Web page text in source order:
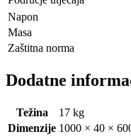
Napon
Masa
Zaštitna norma
Dodatne
Težina
17 kg
Dimenzije 1000 × 40 ×